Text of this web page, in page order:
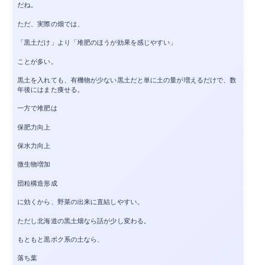
だね。
ただ、実際の畑では、
「黒土だけ」より「堆肥のほうが効果を感じやすい」
ことが多い。
黒土を入れても、有機物が少ない黒土だと単に土の量が増えるだけで、数
年後にはまた痩せる。
一方で堆肥は
保肥力向上
保水力向上
微生物増加
団粒構造形成
に効くから、野菜の出来に直結しやすい。
ただし北海道の黒土畑なら話が少し変わる。
もともと黒ボク系の土なら、
落ち葉